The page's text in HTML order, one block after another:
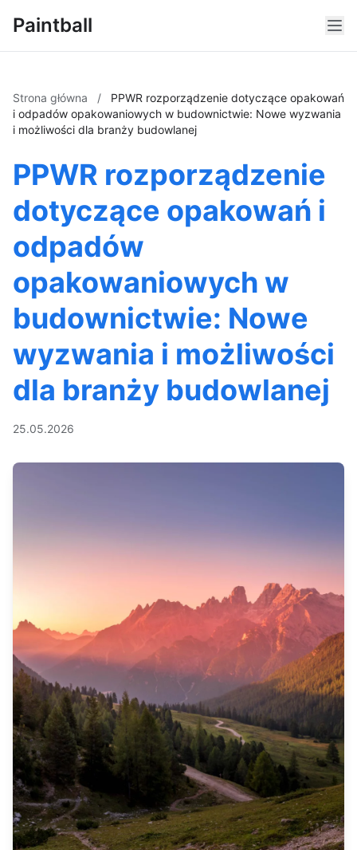
Paintball
Strona główna /
PPWR rozporządzenie dotyczące opakowań
i odpadów opakowaniowych w budownictwie: Nowe wyzwania
i możliwości dla branży budowlanej
PPWR rozporządzenie
dotyczące opakowań i
odpadów
opakowaniowych w
budownictwie: Nowe
wyzwania i możliwości
dla branży budowlanej
25.05.2026